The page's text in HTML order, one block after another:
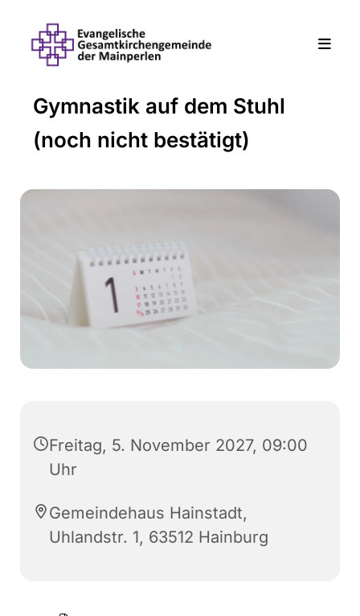
Gymnastik auf dem Stuhl
(noch nicht bestätigt)
Freitag, 5. November 2027, 09:00
Uhr
Gemeindehaus Hainstadt,
Uhlandstr. 1, 63512 Hainburg